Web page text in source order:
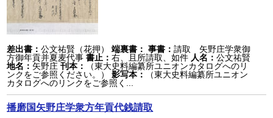
差出書：公文祐賢（花押） 端裏書： 事書：請取 矢野庄学衆御
方御年貢并夏麦代事 書止：右、且所請取、如件 人名：公文祐賢
地名： 矢野庄 刊本：
（東大史料編纂所ユニオンカタログへのリ
ンクをご参照ください。）
影写本：
（東大史料編纂所ユニオン
カタログへのリンクをご参照く...
播磨国矢野庄学衆方年貢代銭請取